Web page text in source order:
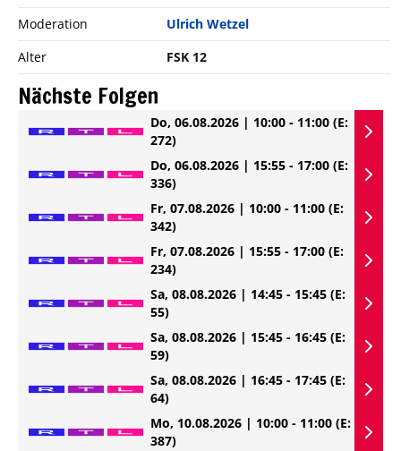
Moderation
Ulrich Wetzel
Alter
FSK 12
Nächste Folgen
Do, 06.08.2026 | 10:00 - 11:00 (E:
272)
Do, 06.08.2026 | 15:55 - 17:00 (E:
336)
Fr, 07.08.2026 | 10:00 - 11:00 (E:
342)
Fr, 07.08.2026 | 15:55 - 17:00 (E:
234)
Sa, 08.08.2026 | 14:45 - 15:45 (E:
55)
Sa, 08.08.2026 | 15:45 - 16:45 (E:
59)
Sa, 08.08.2026 | 16:45 - 17:45 (E:
64)
Mo, 10.08.2026 | 10:00 - 11:00 (E:
387)